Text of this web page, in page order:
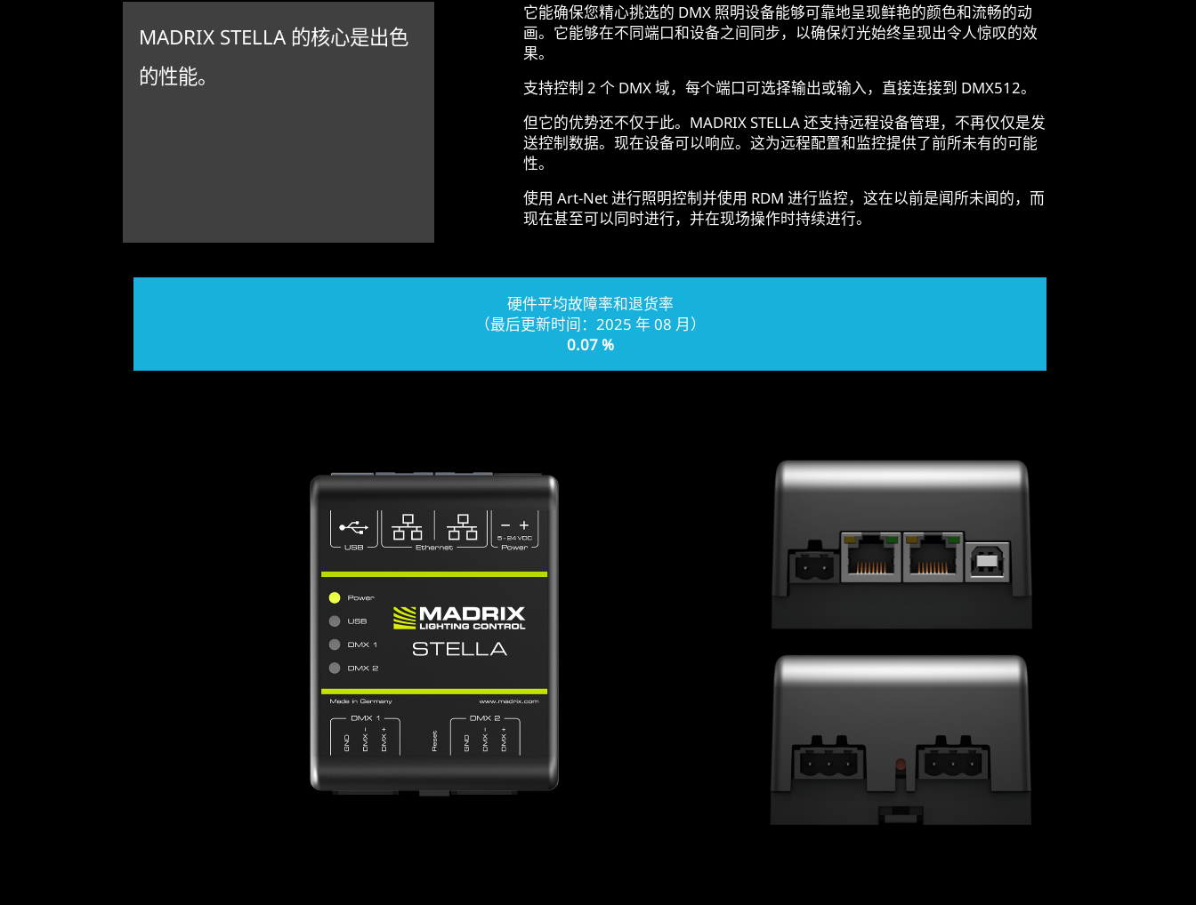
MADRIX STELLA 的核心是出色
的性能。
它能确保您精心挑选的 DMX 照明设备能够可靠地呈现鲜艳的颜色和流畅的动
画。它能够在不同端口和设备之间同步，以确保灯光始终呈现出令人惊叹的效
果。
支持控制 2 个 DMX 域，每个端口可选择输出或输入，直接连接到 DMX512。
但它的优势还不仅于此。MADRIX STELLA 还支持远程设备管理，不再仅仅是发
送控制数据。现在设备可以响应。这为远程配置和监控提供了前所未有的可能
性。
使用 Art-Net 进行照明控制并使用 RDM 进行监控，这在以前是闻所未闻的，而
现在甚至可以同时进行，并在现场操作时持续进行。
硬件平均故障率和退货率
（最后更新时间：2025 年 08 月）
0.07 %